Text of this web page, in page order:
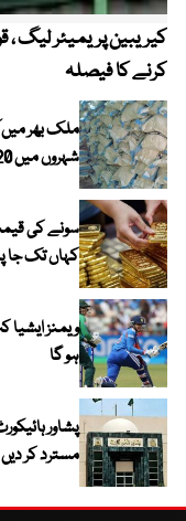
کرنے کا فیصلہ
ملک بھر
شہروں میں 20 کلو تھیلا 100 روپے تک مہنگا
سونے کی
کہاں تک جا
ہو گا
پشاور
مسترد کر دیں